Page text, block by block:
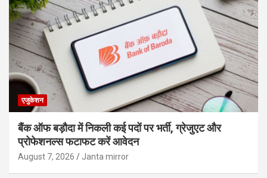
एजुकेशन
बैंक ऑफ बड़ौदा में निकली कई पदों पर भर्ती, ग्रेजुएट और
प्रोफेशनल्स फटाफट करें आवेदन
August 7, 2026 Janta mirror